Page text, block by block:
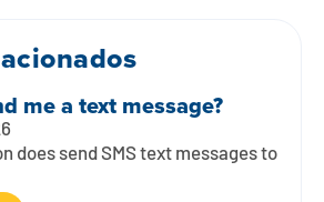
me a text message?
does send SMS text messages to